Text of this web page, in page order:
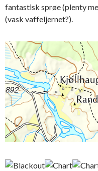
fantastisk sprøe (plenty
(vask vaffeljernet?).